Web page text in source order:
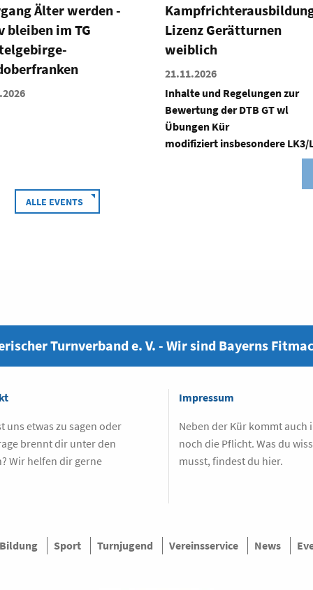
C-
Gerätturnen
und Regelungen zur
Fitness 360° - Die ganze
Vielfalt des
Fitnesstrainings
05.12.2026
Man kann in Lehrgängen nicht
immer nur neue Sachen
hier wollen wir Themen wieder
auf...
ALLE EVENTS
Turnverband e. V. - Wir sind Bayerns
uns etwas zu sagen oder
brennt dir unter den
Wir helfen dir gerne
Impressum
Neben der Kür kommt auch
noch die Pflicht. Was du
musst, findest du hier.
Bildung Sport Turnjugend Vereinsservice News